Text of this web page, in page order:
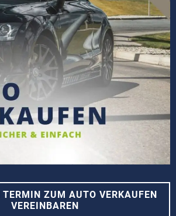
TERMIN ZUM AUTO VERKAUFEN
VEREINBAREN